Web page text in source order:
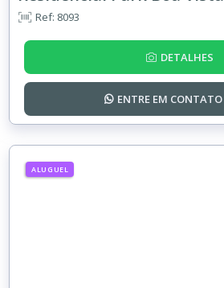
Ref: 8093
DETALHES
ENTRE EM CONTATO
ALUGUEL